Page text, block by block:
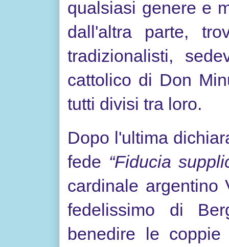
qualsiasi genere e
dall'altra parte,
tradizionalisti,
cattolico di Don
tutti divisi tra loro.
Dopo l'ultima
fede “Fiducia
cardinale argentino
fedelissimo di
benedire le